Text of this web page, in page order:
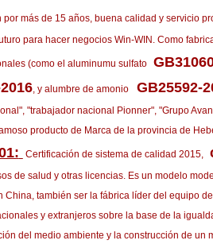
por más de 15 años, buena calidad y servicio
para hacer negocios Win-WIN. Como
(como el aluminumu sulfato
, y alumbre de amonio GB25592-
"trabajador nacional Pionner", "Grupo
producto de Marca de la provincia de
Certificación de sistema de calidad 2015,
de salud y otras licencias. Es un modelo
China, también ser la fábrica líder del equipo
y extranjeros sobre la base de la
del medio ambiente y la construcción de